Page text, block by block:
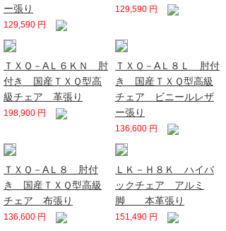
ー張り
129,590 円
129,590 円
ＴＸＱ－AＬ６ＫＮ 肘
付き 国産ＴＸＱ型高
級チェア 革張り
198,900 円
ＴＸＱ－AＬ８Ｌ 肘付
き 国産ＴＸＱ型高級
チェア ビニールレザ
ー張り
136,600 円
ＴＸＱ－AＬ８ 肘付
き 国産ＴＸＱ型高級
チェア 布張り
136,600 円
ＬＫ－Ｈ８Ｋ ハイバ
ックチェア アルミ
脚 本革張り
151,490 円